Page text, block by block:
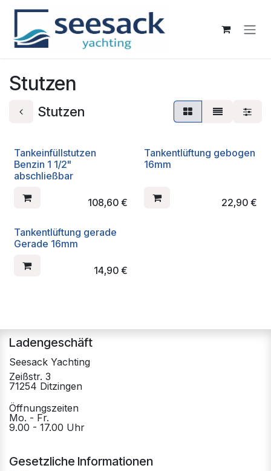
Zum Inhalt springen
Stutzen
Stutzen
Tankeinfüllstutzen
Benzin 1 1/2"
abschließbar
108,60€
Tankentlüftung gebogen
16mm
22,90 €
Tankentlüftung gerade
Gerade 16mm
14,90€
Ladengeschäft
Seesack Yachting
Zeißstr. 3
71254 Ditzingen
Öffnungszeiten
Mo. - Fr.
9.00 - 17.00 Uhr
Gesetzliche Informationen